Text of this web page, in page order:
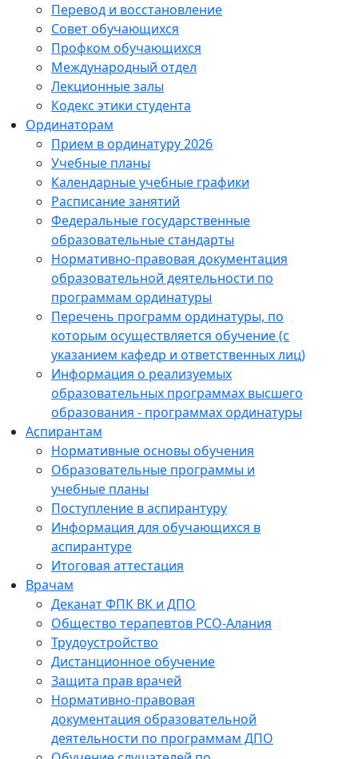
Перевод и восстановление
Совет обучающихся
Профком обучающихся
Международный отдел
Лекционные залы
Кодекс этики студента
Ординаторам
Прием в ординатуру 2026
Учебные планы
Календарные учебные графики
Расписание занятий
Федеральные государственные
образовательные стандарты
Нормативно-правовая документация
образовательной деятельности по
программам ординатуры
Перечень программ ординатуры, по
которым осуществляется обучение (с
указанием кафедр и ответственных лиц)
Информация о реализуемых
образовательных программах высшего
образования - программах ординатуры
Аспирантам
Нормативные основы обучения
Образовательные программы и
учебные планы
Поступление в аспирантуру
Информация для обучающихся в
аспирантуре
Итоговая аттестация
Врачам
Деканат ФПК ВК и ДПО
Общество терапевтов РСО-Алания
Трудоустройство
Дистанционное обучение
Защита прав врачей
Нормативно-правовая
документация образовательной
деятельности по программам ДПО